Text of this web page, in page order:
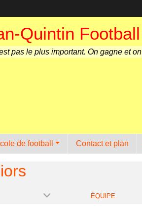
Quintin
pas le plus important. On gagne et
de football Contact et plan
ÉQUIPE